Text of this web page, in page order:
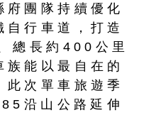
府團隊持續優化
自行車道，打造
總長約400公里
族能以最自在的
此次單車旅遊季
沿山公路延伸